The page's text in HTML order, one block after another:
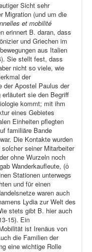
Sicht sehr
Migration (und um die
et mobilité
erinnert B. daran, dass
und Griechen im
aus Italien
Sie stellt fest, dass
nicht so viele, wie
der
der Apostel Paulus der
sie den Begriff
kommt; mit ihm
eines Gebietes
Einheiten pflegten
familiäre Bande
Die Kontakte wurden
seiner Mitarbeiter
ohne Wurzeln noch
Wanderkaufleute, (ὁ
Stationen unterwegs
und für einen
waren auch
Lydia zur Welt des
stets gibt B. hier auch
15). Ein
ist Irenäus von
die Familien der
eine wichtige Rolle